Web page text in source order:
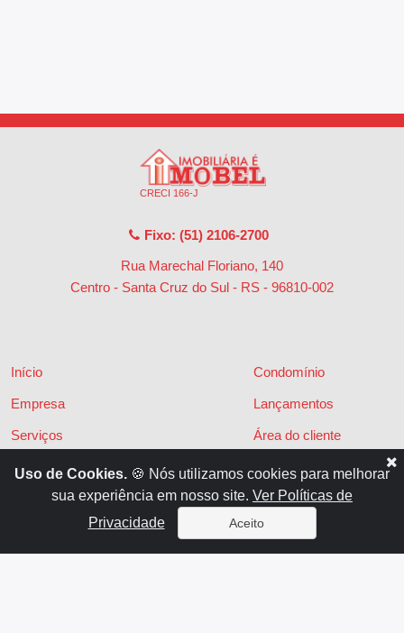
CRECI 166-J
Fixo: (51) 2106-2700
Rua Marechal Floriano, 140
Centro - Santa Cruz do Sul - RS - 96810-002
Início
Empresa
Serviços
Financiamentos
Locações
Condomínio
Lançamentos
Área do cliente
Políticas de privacidade
Contato
Uso de Cookies. 🍪 Nós utilizamos cookies para melhorar
sua experiência em nosso site. Ver Políticas de
Privacidade
Aceito